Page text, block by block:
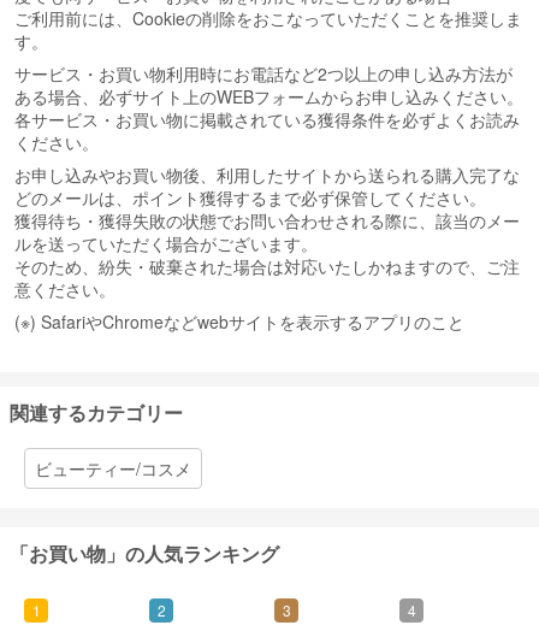
ご利用前には、Cookieの削除をおこなっていただくことを推奨しま
す。
サービス・お買い物利用時にお電話など2つ以上の申し込み方法が
ある場合、必ずサイト上のWEBフォームからお申し込みください。
各サービス・お買い物に掲載されている獲得条件を必ずよくお読み
ください。
お申し込みやお買い物後、利用したサイトから送られる購入完了な
どのメールは、ポイント獲得するまで必ず保管してください。
獲得待ち・獲得失敗の状態でお問い合わせされる際に、該当のメー
ルを送っていただく場合がございます。
そのため、紛失・破棄された場合は対応いたしかねますので、ご注
意ください。
(※) SafariやChromeなどwebサイトを表示するアプリのこと
関連するカテゴリー
ビューティー/コスメ
「お買い物」の人気ランキング
1 2 3 4